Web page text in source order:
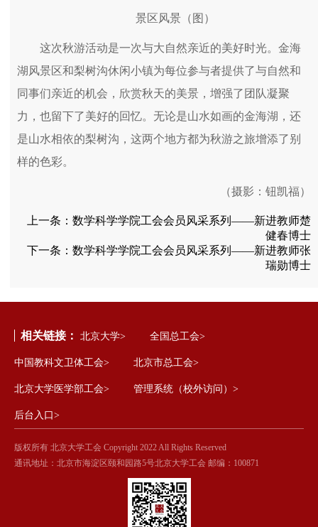
景区风景（图）
这次秋游活动是一次与大自然亲近的美好时光。金海
湖风景区和梨树沟休闲小镇为每位参与者提供了与自然和
同事们亲近的机会，欣赏秋天的美景，增强了团队凝聚
力，也留下了美好的回忆。无论是山水如画的金海湖，还
是山水相依的梨树沟，这两个地方都为秋游之旅增添了别
样的色彩。
（摄影：钮凯福）
上一条： 数学科学学院工会会员风采系列——新进教师楚
健春博士
下一条： 数学科学学院工会会员风采系列——新进教师张
瑞勋博士
相关链接： 北京大学> 全国总工会>
中国教科文卫体工会> 北京市总工会>
北京大学医学部工会> 管理系统（校外访问）>
后台入口>
版权所有 北京大学工会 Copyright 2022 All Rights Reserved
通讯地址：北京市海淀区颐和园路5号北京大学工会 邮编：100871